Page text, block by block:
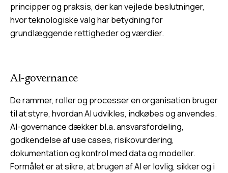
principper og praksis, der kan vejlede beslutninger,
hvor teknologiske valg har betydning for
grundlæggende rettigheder og værdier.
AI-governance
De rammer, roller og processer en organisation bruger
til at styre, hvordan AI udvikles, indkøbes og anvendes.
AI-governance dækker bl.a. ansvarsfordeling,
godkendelse af use cases, risikovurdering,
dokumentation og kontrol med data og modeller.
Formålet er at sikre, at brugen af AI er lovlig, sikker og i